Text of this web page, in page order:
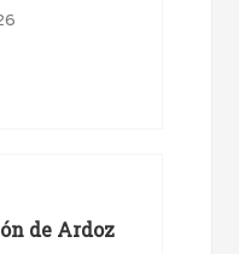
de Ardoz